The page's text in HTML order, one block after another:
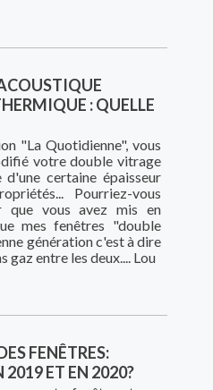
: QUELLE
"La Quotidienne", vous
votre double vitrage
certaine épaisseur
Pourriez-vous
que vous avez mis en
mes fenêtres "double
génération c'est à dire
gaz entre les deux.... Lou
FENÊTRES:
2019 ET EN 2020?